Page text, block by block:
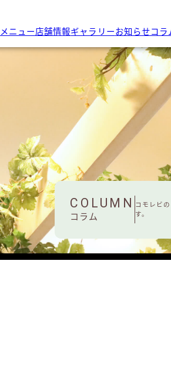
メニュー店舗情報ギャラリーお知らせコラ
COLUMN
コラム
コモレビ
す。